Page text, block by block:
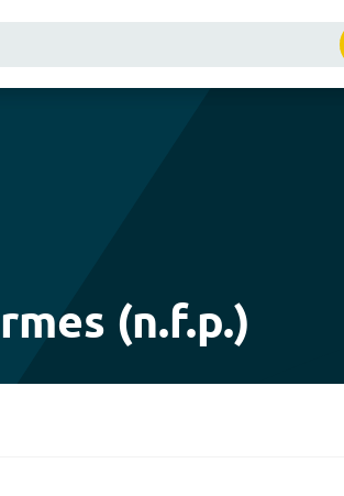
(n.f.p.)